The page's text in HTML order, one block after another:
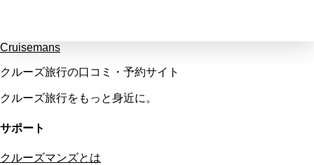
Cruisemans
クルーズ旅行の口コミ・予約サイト
クルーズ旅行をもっと身近に。
サポート
クルーズマンズとは